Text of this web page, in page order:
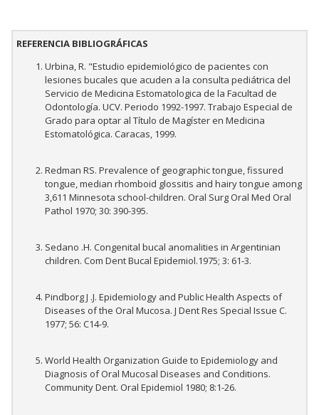
REFERENCIA BIBLIOGRÁFICAS
Urbina, R. "Estudio epidemiológico de pacientes con
lesiones bucales que acuden a la consulta pediátrica del
Servicio de Medicina Estomatologica de la Facultad de
Odontología. UCV. Periodo 1992-1997. Trabajo Especial de
Grado para optar al Título de Magíster en Medicina
Estomatológica. Caracas, 1999.
Redman RS. Prevalence of geographic tongue, fissured
tongue, median rhomboid glossitis and hairy tongue among
3,611 Minnesota school-children. Oral Surg Oral Med Oral
Pathol 1970; 30: 390-395.
Sedano .H. Congenital bucal anomalities in Argentinian
children. Com Dent Bucal Epidemiol.1975; 3: 61-3.
Pindborg J .J. Epidemiology and Public Health Aspects of
Diseases of the Oral Mucosa. J Dent Res Special Issue C.
1977; 56: C14-9.
World Health Organization Guide to Epidemiology and
Diagnosis of Oral Mucosal Diseases and Conditions.
Community Dent. Oral Epidemiol 1980; 8:1-26.